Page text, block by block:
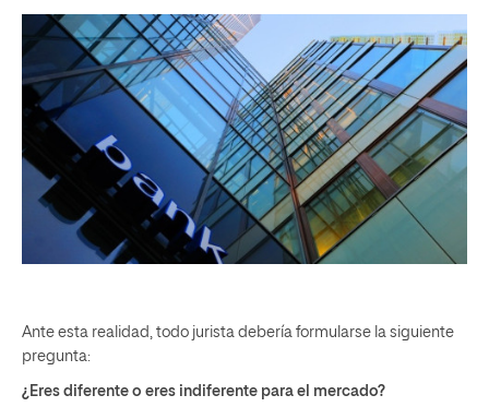
Ante esta realidad, todo jurista debería formularse la siguiente
pregunta:
¿Eres diferente o eres indiferente para el mercado?